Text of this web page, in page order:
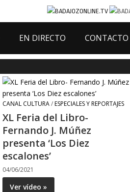
EN DIRECTO CONTACTO
CANAL CULTURA/ESPECIALES Y REPORTAJES
XL Feria del Libro-
Fernando J. Múñez
presenta ‘Los Diez
escalones’
04/06/2021
Ver vídeo »